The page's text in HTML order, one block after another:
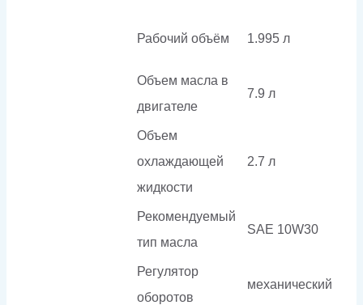
Рабочий объём 1.995 л
Объем масла в
двигателе
7.9 л
Объем
охлаждающей
жидкости
2.7 л
Рекомендуемый
тип масла
SAE 10W30
Регулятор
оборотов
механический